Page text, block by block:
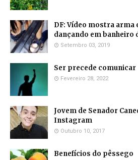
DF: Vídeo mostra arma
dançando em banheiro
Setembro 03, 2019
Ser precede comunicar
Fevereiro 28, 2022
Jovem de Senador
Instagram
Outubro 10, 2017
Benefícios do pêssego